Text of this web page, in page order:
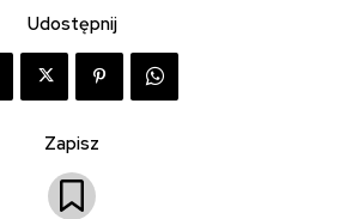
Udostępnij
Zapisz